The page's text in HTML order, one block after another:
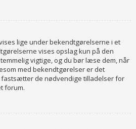
lige under bekendtgørelserne i et
vises opslag kun på den
vigtige, og du bør læse dem, når
med bekendtgørelser er det
de nødvendige tilladelser for
forum.